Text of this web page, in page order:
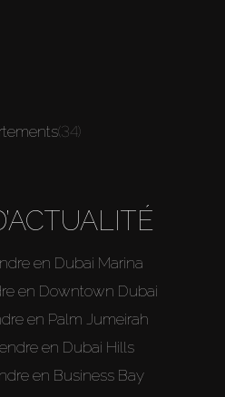
(34)
en Dubai Marina
en Downtown Dubai
en Palm Jumeirah
en Dubai Hills
en Business Bay